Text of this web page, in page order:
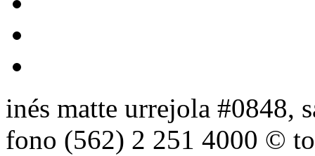
inés matte urrejola #0848,
fono (562) 2 251 4000 ©